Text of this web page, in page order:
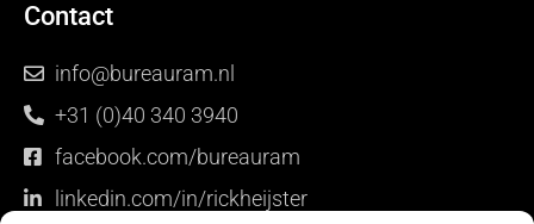
Contact
info@bureauram.nl
+31 (0)40 340 3940
facebook.com/bureauram
linkedin.com/in/rickheijster